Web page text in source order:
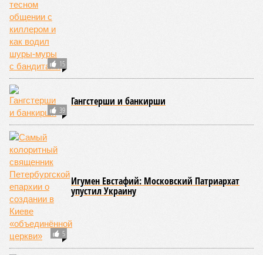
15
39
Гангстерши и банкирши
5
Игумен Евстафий: Московский Патриархат
упустил Украину